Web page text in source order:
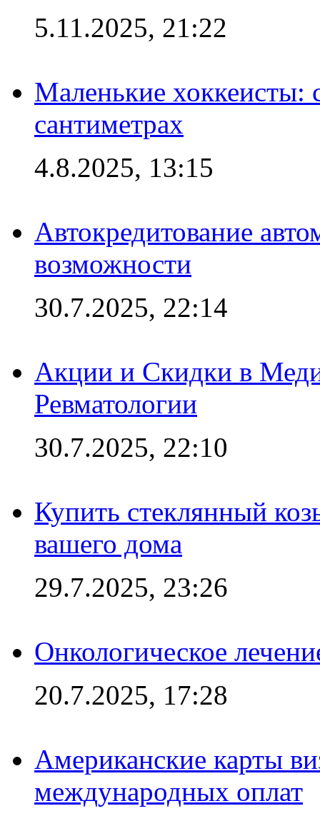
5.11.2025, 21:22
Маленькие хоккеисты:
сантиметрах
4.8.2025, 13:15
Автокредитование
возможности
30.7.2025, 22:14
Акции и Скидки в
Ревматологии
30.7.2025, 22:10
Купить стеклянный
вашего дома
29.7.2025, 23:26
Онкологическое
20.7.2025, 17:28
Американские карты
международных оплат